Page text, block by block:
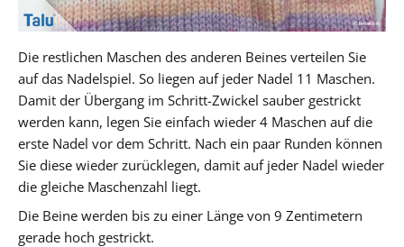
Die restlichen Maschen des anderen Beines verteilen Sie
auf das Nadelspiel. So liegen auf jeder Nadel 11 Maschen.
Damit der Übergang im Schritt-Zwickel sauber gestrickt
werden kann, legen Sie einfach wieder 4 Maschen auf die
erste Nadel vor dem Schritt. Nach ein paar Runden können
Sie diese wieder zurücklegen, damit auf jeder Nadel wieder
die gleiche Maschenzahl liegt.
Die Beine werden bis zu einer Länge von 9 Zentimetern
gerade hoch gestrickt.